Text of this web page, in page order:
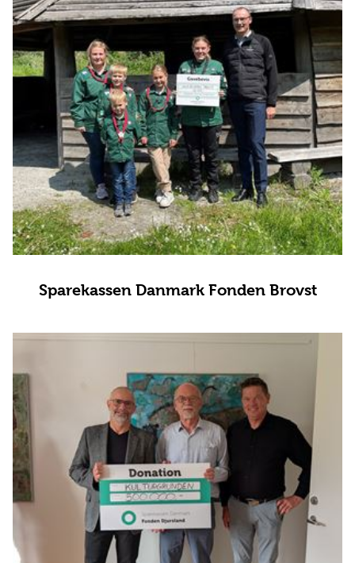
Sparekassen Danmark Fonden Brovst